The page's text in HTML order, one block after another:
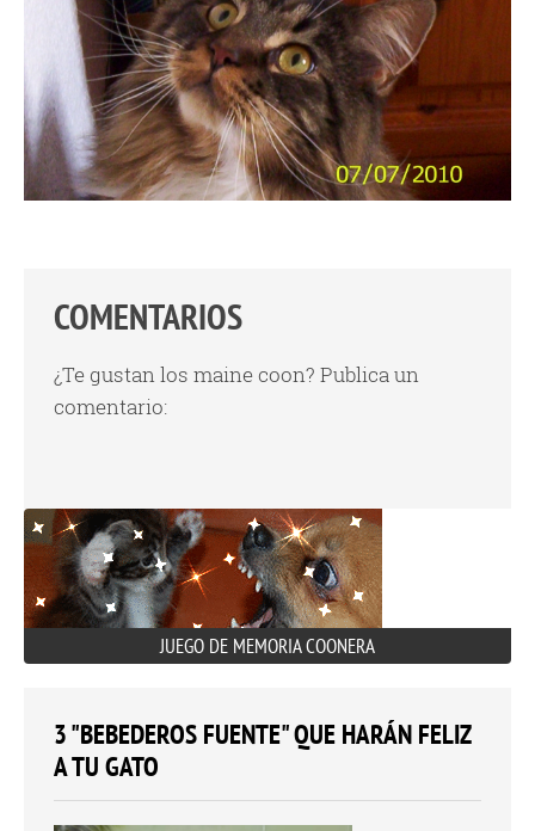
COMENTARIOS
¿Te gustan los maine coon? Publica un
comentario:
JUEGO DE MEMORIA COONERA
3 "BEBEDEROS FUENTE" QUE HARÁN FELIZ
A TU GATO